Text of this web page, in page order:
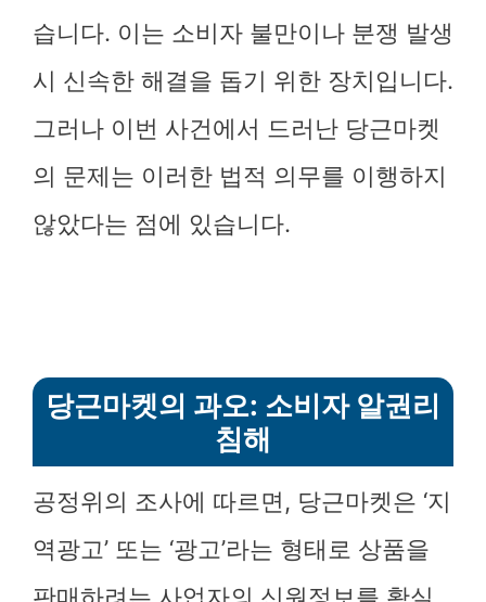
습니다. 이는 소비자 불만이나 분쟁 발생
시 신속한 해결을 돕기 위한 장치입니다.
그러나 이번 사건에서 드러난 당근마켓
의 문제는 이러한 법적 의무를 이행하지
않았다는 점에 있습니다.
당근마켓의 과오: 소비자 알권리
침해
공정위의 조사에 따르면, 당근마켓은 ‘지
역광고’ 또는 ‘광고’라는 형태로 상품을